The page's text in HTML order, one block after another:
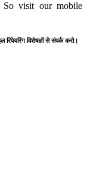
So visit our mobile
रिपेयरिंग विशेषज्ञों से संपर्क करो।